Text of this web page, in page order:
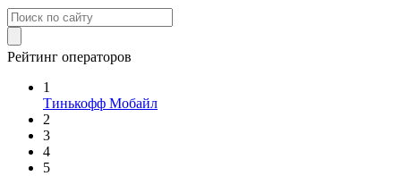
Рейтинг операторов
1
Тинькофф Мобайл
2
3
4
5